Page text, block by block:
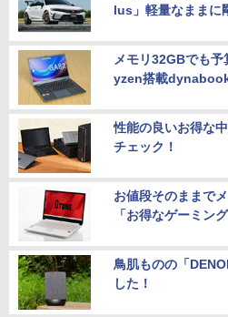
lus」軽量なままに
メモリ32GBでも
yzen搭載
性能の良いお得な
チェック！
お値段そのままで
「お得なゲーミン
鳥肌ものの「
した！